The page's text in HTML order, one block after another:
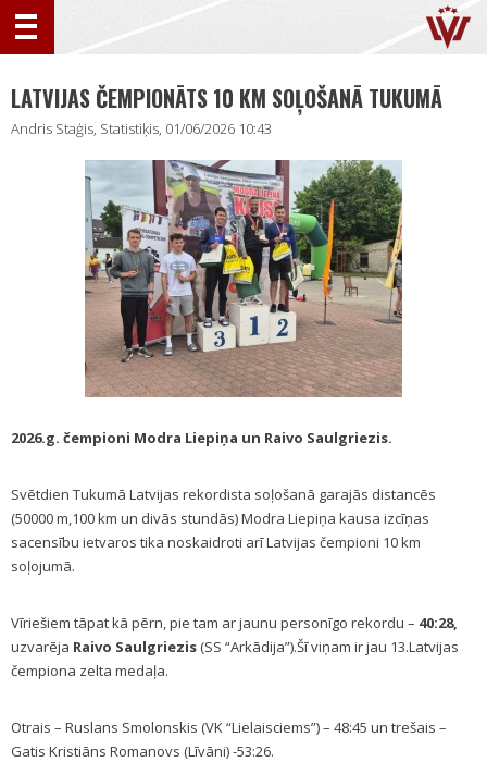
LATVIJAS ČEMPIONĀTS 10 KM SOĻOŠANĀ TUKUMĀ
Andris Staģis, Statistiķis, 01/06/2026 10:43
2026.g. čempioni Modra Liepiņa un Raivo Saulgriezis.
Svētdien Tukumā Latvijas rekordista soļošanā garajās distancēs
(50000 m,100 km un divās stundās) Modra Liepiņa kausa izcīņas
sacensību ietvaros tika noskaidroti arī Latvijas čempioni 10 km
soļojumā.
Vīriešiem tāpat kā pērn, pie tam ar jaunu personīgo rekordu – 40:28,
uzvarēja Raivo Saulgriezis (SS “Arkādija”).Šī viņam ir jau 13.Latvijas
čempiona zelta medaļa.
Otrais – Ruslans Smolonskis (VK “Lielaisciems”) – 48:45 un trešais –
Gatis Kristiāns Romanovs (Līvāni) -53:26.